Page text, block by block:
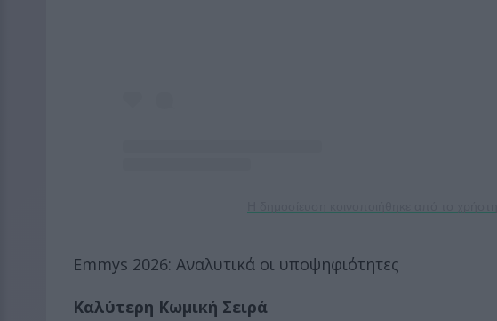
Emmys 2026: Αναλυτικά οι υποψηφιότητες
Καλύτερη Κωμική Σειρά